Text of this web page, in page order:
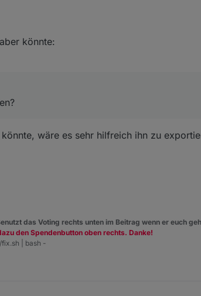
könnte:
wäre es sehr hilfreich ihn zu
das Voting rechts unten im Beitrag wenn er euch
den Spendenbutton oben rechts. Danke!
| bash -